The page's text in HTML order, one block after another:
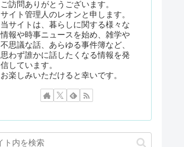
ご訪問ありがとうございます。
サイト管理人のレオンと申します。
当サイトは、暮らしに関する様々な
情報や時事ニュースを始め、雑学や
不思議な話、あらゆる事件簿など、
思わず誰かに話したくなる情報を発
信しています。
お楽しみいただけると幸いです。